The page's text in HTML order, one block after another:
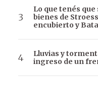
Lo que tenés
bienes de
encubierto y
Lluvias y
ingreso de un